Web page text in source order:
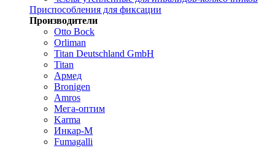
Приспособления для фиксации
Производители
Otto Bock
Orliman
Titan Deutschland GmbH
Titan
Армед
Bronigen
Amros
Мега-оптим
Karma
Инкар-М
Fumagalli